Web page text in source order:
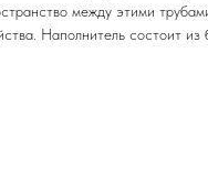
между этими
Наполнитель состоит из